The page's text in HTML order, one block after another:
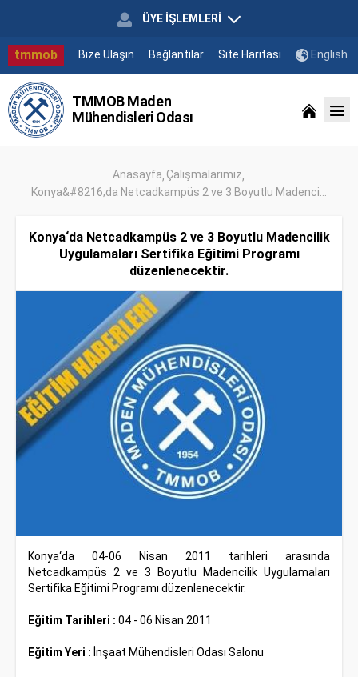
ÜYE İŞLEMLERİ
tmmob Bize Ulaşın Bağlantılar Site Haritası English
TMMOB Maden
Mühendisleri Odası
Anasayfa Çalışmalarımız
Konya&#8216;da Netcadkampüs 2 ve 3 Boyutlu Madenci...
Konya‘da Netcadkampüs 2 ve 3 Boyutlu Madencilik
Uygulamaları Sertifika Eğitimi Programı
düzenlenecektir.
Konya‘da 04-06 Nisan 2011 tarihleri arasında
Netcadkampüs 2 ve 3 Boyutlu Madencilik Uygulamaları
Sertifika Eğitimi Programı düzenlenecektir.
Eğitim Tarihleri : 04 - 06 Nisan 2011
Eğitim Yeri : İnşaat Mühendisleri Odası Salonu